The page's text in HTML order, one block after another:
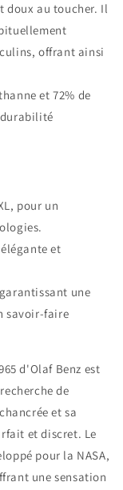
doux au toucher. Il
offrant ainsi
et 72% de
pour un
et
une
savoir-faire
d'Olaf Benz est
de
et sa
et discret. Le
pour la NASA,
une sensation